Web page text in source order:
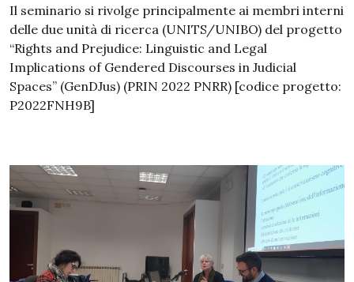
Il seminario si rivolge principalmente ai membri interni
delle due unità di ricerca (UNITS/UNIBO) del progetto
“Rights and Prejudice: Linguistic and Legal
Implications of Gendered Discourses in Judicial
Spaces” (GenDJus) (PRIN 2022 PNRR) [codice progetto:
P2022FNH9B]